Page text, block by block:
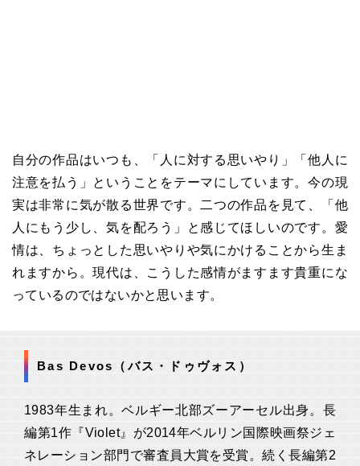
自分の作品はいつも、「人に対する思いやり」「他人に
注意を払う」ということをテーマにしています。今の現
実は非常に気が散る世界です。二つの作品を見て、「他
人にもう少し、気を配ろう」と感じてほしいのです。愛
情は、ちょっとした思いやりや気にかけることから生ま
れますから。現代は、こうした感情がますます貴重にな
っているのではないかと思います。
Bas Devos（バス・ドゥヴォス）
1983年生まれ。ベルギー北部ズーアーセル出身。長
編第1作『Violet』が2014年ベルリン国際映画祭ジェ
ネレーション部門で審査員大賞を受賞。続く長編第2